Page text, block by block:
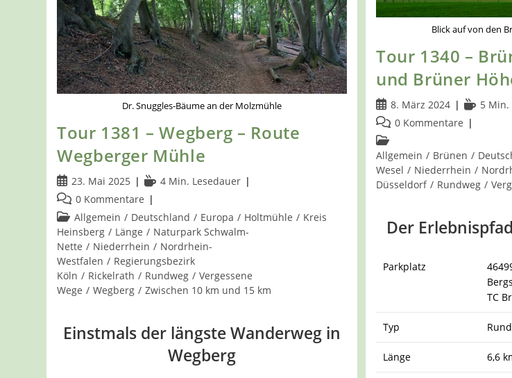
Dr. Snuggles-Bäume an der Molzmühle
Tour 1381 – Wegberg – Route
Wegberger Mühle
Beitrag
veröffentlicht:
23. Mai 2025 Lesedauer:
4 Min. Lesedauer
Beitrags-
Kommentare:
0 Kommentare
Beitrags-
Kategorie:
Allgemein / Deutschland / Europa / Holtmühle / Kreis
Heinsberg / Länge / Naturpark Schwalm-
Nette / Niederrhein / Nordrhein-
Westfalen / Regierungsbezirk
Köln / Rickelrath / Rundweg / Vergessene
Wege / Wegberg / Zwischen 10 km und 15 km
Einstmals der längste Wanderweg in
Wegberg
Blick auf von den
Tour 1340 –
und Brüner
Beitrag
veröffentlicht:
8. März 2024
5 Min.
Beitrags-
Kommentare:
0 Kommentare
Beitrags-
Kategorie:
Allgemein / Brünen /
Wesel / Niederrhein /
Düsseldorf / Rundweg /
Der
Parkplatz
TC
Typ Rund
Länge 6,6